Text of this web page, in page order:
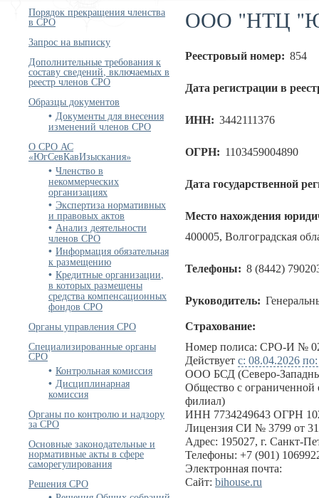
Порядок прекращения членства
в СРО
Запрос на выписку
Дополнительные требования к
составу сведений, включаемых в
реестр членов СРО
Образцы документов
Документы для внесения
изменений членов СРО
О СРО АС
«ЮгСевКавИзыскания»
Членство в
некоммерческих
организациях
Экспертиза нормативных
и правовых актов
Анализ деятельности
членов СРО
Информация обязательная
к размещению
Кредитные организации,
в которых размещены
средства компенсационных
фондов СРО
Органы управления СРО
Специализированные органы
СРО
Контрольная комиссия
Дисциплинарная
комиссия
Органы по контролю и надзору
за СРО
Основные законодательные и
нормативные акты в сфере
саморегулирования
Решения СРО
ООО "НТЦ
Реестровый номер: 854
Дата регистрации в
ИНН: 3442111376
ОГРН: 1103459004890
Дата государственной
Место нахождения
400005, Волгоградская
Телефоны: 8 (8442)
Руководитель:
Страхование:
Номер полиса: СРО-И №
Действует с: 08.04.2026
ООО БСД (Северо-
Общество с ограниченной
филиал)
ИНН 7734249643 ОГРН
Лицензия СИ № 3799 от
Адрес: 195027, г. Санкт-
Телефоны: +7 (901)
Электронная почта:
Сайт: bihouse.ru